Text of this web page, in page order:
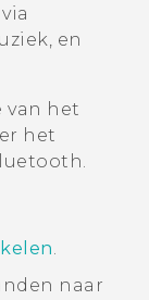
en
van het
het
.
.
naar